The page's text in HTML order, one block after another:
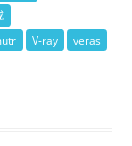
V-ray
veras